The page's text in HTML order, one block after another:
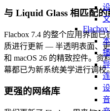
Flacbox
与 Liquid Glass 相匹配的
Flacbox 7.4 的整个应用界面已
质进行更新 — 半透明表面、
和 macOS 26 的精致控件。
幕都已为新系统美学进行调校
更强的网络库